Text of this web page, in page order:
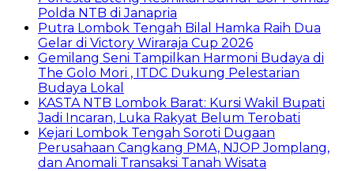
Polda NTB di Janapria
Putra Lombok Tengah Bilal Hamka Raih Dua
Gelar di Victory Wiraraja Cup 2026
Gemilang Seni Tampilkan Harmoni Budaya di
The Golo Mori , ITDC Dukung Pelestarian
Budaya Lokal
KASTA NTB Lombok Barat: Kursi Wakil Bupati
Jadi Incaran, Luka Rakyat Belum Terobati
Kejari Lombok Tengah Soroti Dugaan
Perusahaan Cangkang PMA, NJOP Jomplang,
dan Anomali Transaksi Tanah Wisata